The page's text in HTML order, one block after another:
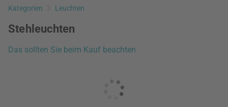
Seiteninhalt
Suchfeld
Kategorien Leuchten
Stehleuchten
Das sollten Sie beim Kauf beachten